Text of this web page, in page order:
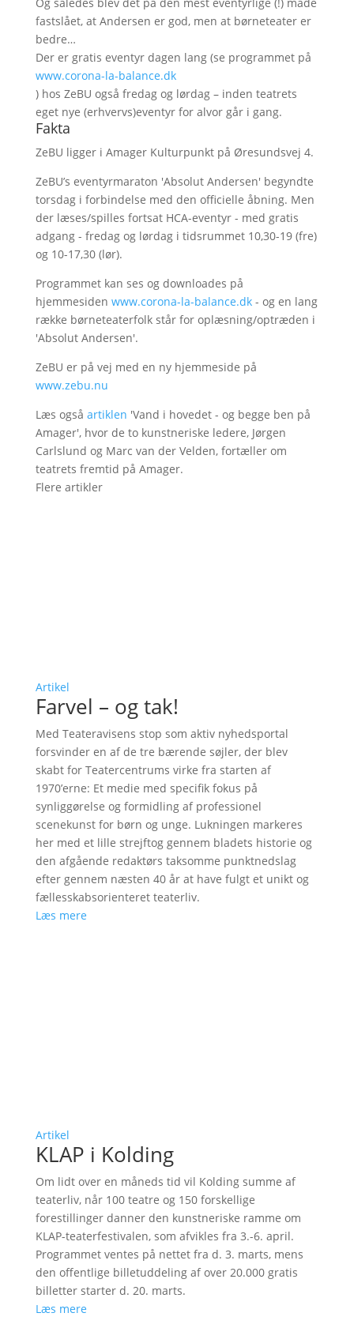
fastslået, at Andersen er god, men at børneteater er
bedre…
Der er gratis eventyr dagen lang (se programmet på
www.corona-la-balance.dk
) hos ZeBU også fredag og lørdag – inden teatrets
eget nye (erhvervs)eventyr for alvor går i gang.
Fakta
ZeBU ligger i Amager Kulturpunkt på Øresundsvej 4.
ZeBU’s eventyrmaraton 'Absolut Andersen' begyndte
torsdag i forbindelse med den officielle åbning. Men
der læses/spilles fortsat HCA-eventyr - med gratis
adgang - fredag og lørdag i tidsrummet 10,30-19 (fre)
og 10-17,30 (lør).
Programmet kan ses og downloades på
hjemmesiden www.corona-la-balance.dk- og en lang
række børneteaterfolk står for oplæsning/optræden i
'Absolut Andersen'.
ZeBU er på vej med en ny hjemmeside på
www.zebu.nu
Læs også artiklen 'Vand i hovedet - og begge ben på
Amager', hvor de to kunstneriske ledere, Jørgen
Carlslund og Marc van der Velden, fortæller om
teatrets fremtid på Amager.
Flere artikler
Artikel
Farvel – og tak!
Med Teateravisens stop som aktiv nyhedsportal
forsvinder en af de tre bærende søjler, der blev
skabt for Teatercentrums virke fra starten af
1970’erne: Et medie med specifik fokus på
synliggørelse og formidling af professionel
scenekunst for børn og unge. Lukningen markeres
her med et lille strejftog gennem bladets historie og
den afgående redaktørs taksomme punktnedslag
efter gennem næsten 40 år at have fulgt et unikt og
fællesskabsorienteret teaterliv.
Læs mere
Artikel
KLAP i Kolding
Om lidt over en måneds tid vil Kolding summe af
teaterliv, når 100 teatre og 150 forskellige
forestillinger danner den kunstneriske ramme om
KLAP-teaterfestivalen, som afvikles fra 3.-6. april.
Programmet ventes på nettet fra d. 3. marts, mens
den offentlige billetuddeling af over 20.000 gratis
billetter starter d. 20. marts.
Læs mere